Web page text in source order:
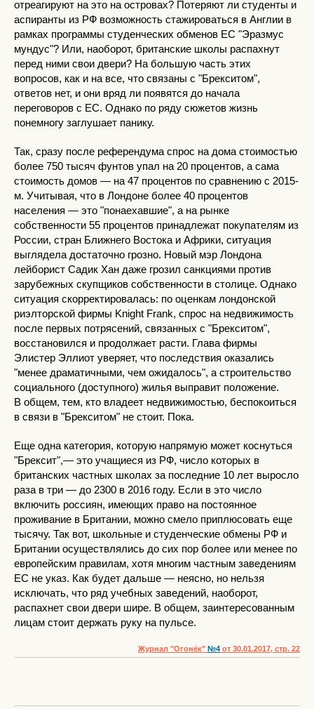
отреагируют на это на островах? Потеряют ли студенты и
аспиранты из РФ возможность стажироваться в Англии в
рамках программы студенческих обменов ЕС "Эразмус
мундус"? Или, наоборот, британские школы распахнут
перед ними свои двери? На большую часть этих
вопросов, как и на все, что связаны с "Брекситом",
ответов нет, и они вряд ли появятся до начала
переговоров с ЕС. Однако по ряду сюжетов жизнь
понемногу заглушает панику.
Так, сразу после референдума спрос на дома стоимостью
более 750 тысяч фунтов упал на 20 процентов, а сама
стоимость домов — на 47 процентов по сравнению с 2015-
м. Учитывая, что в Лондоне более 40 процентов
населения — это "понаехавшие", а на рынке
собственности 55 процентов принадлежат покупателям из
России, стран Ближнего Востока и Африки, ситуация
выглядела достаточно грозно. Новый мэр Лондона
лейборист Садик Хан даже грозил санкциями против
зарубежных скупщиков собственности в столице. Однако
ситуация скорректировалась: по оценкам лондонской
риэлторской фирмы Knight Frank, спрос на недвижимость
после первых потрясений, связанных с "Брекситом",
восстановился и продолжает расти. Глава фирмы
Элистер Эллиот уверяет, что последствия оказались
"менее драматичными, чем ожидалось", а строительство
социального (доступного) жилья выправит положение.
В общем, тем, кто владеет недвижимостью, беспокоиться
в связи в "Брекситом" не стоит. Пока.
Еще одна категория, которую напрямую может коснуться
"Брексит",— это учащиеся из РФ, число которых в
британских частных школах за последние 10 лет выросло
раза в три — до 2300 в 2016 году. Если в это число
включить россиян, имеющих право на постоянное
проживание в Британии, можно смело приплюсовать еще
тысячу. Так вот, школьные и студенческие обмены РФ и
Британии осуществлялись до сих пор более или менее по
европейским правилам, хотя многим частным заведениям
ЕС не указ. Как будет дальше — неясно, но нельзя
исключать, что ряд учебных заведений, наоборот,
распахнет свои двери шире. В общем, заинтересованным
лицам стоит держать руку на пульсе.
Журнал "Огонёк" №4 от 30.01.2017, стр. 22